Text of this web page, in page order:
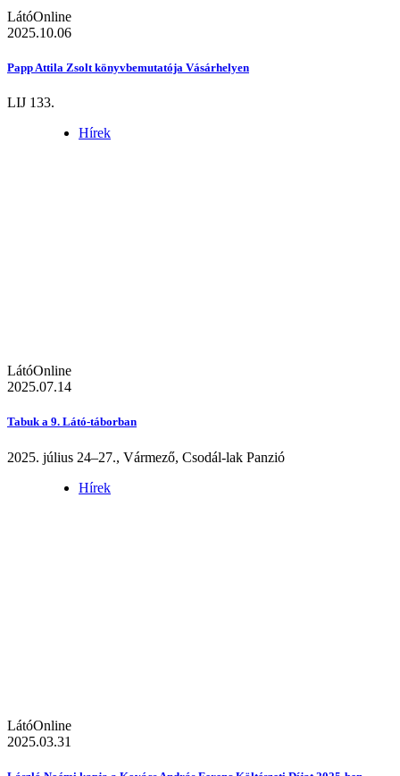
LátóOnline
2025.10.06
Papp Attila Zsolt könyvbemutatója Vásárhelyen
LIJ 133.
Hírek
LátóOnline
2025.07.14
Tabuk a 9. Látó-táborban
2025. július 24–27., Vármező, Csodál-lak Panzió
Hírek
LátóOnline
2025.03.31